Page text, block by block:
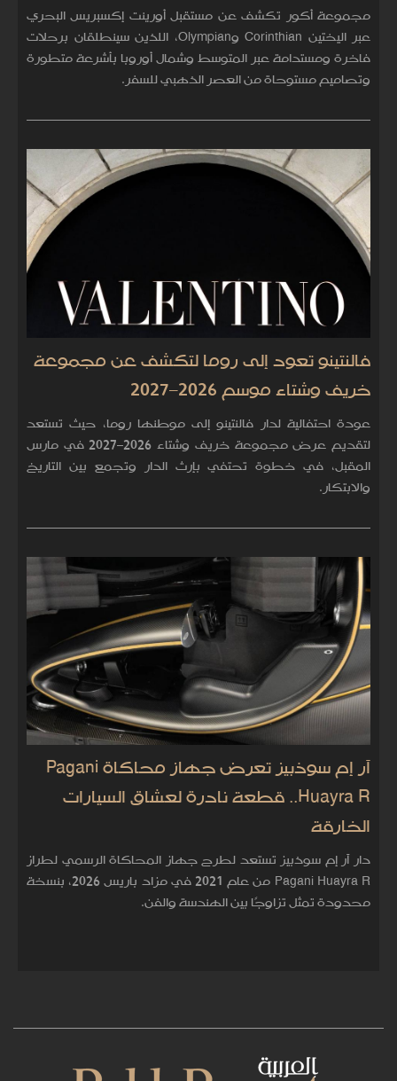
مجموعة أكور تكشف عن مستقبل أورينت إكسبريس البحري
عبر اليختين Corinthian وOlympian، اللذين سينطلقان برحلات
فاخرة ومستدامة عبر المتوسط وشمال أوروبا بأشرعة متطورة
وتصاميم مستوحاة من العصر الذهبي للسفر.
فالنتينو تعود إلى روما لتكشف عن مجموعة
خريف وشتاء موسم 2026–2027
عودة احتفالية لدار فالنتينو إلى موطنها روما، حيث تستعد
لتقديم عرض مجموعة خريف وشتاء 2026–2027 في مارس
المقبل، في خطوة تحتفي بإرث الدار وتجمع بين التاريخ
والابتكار.
آر إم سوذبيز تعرض جهاز محاكاة Pagani
Huayra R.. قطعة نادرة لعشاق السيارات
الخارقة
دار آر إم سوذبيز تستعد لطرح جهاز المحاكاة الرسمي لطراز
Pagani Huayra R من عام 2021 في مزاد باريس 2026، بنسخة
محدودة تمثل تزاوجًا بين الهندسة والفن.